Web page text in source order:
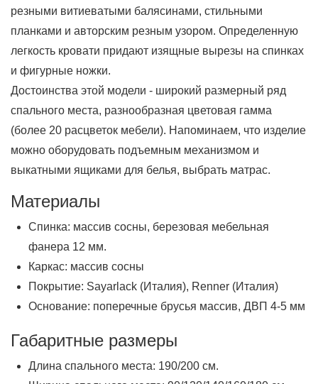
резными витиеватыми балясинами, стильными
планками и авторским резным узором. Определенную
легкость кровати придают изящные вырезы на спинках
и фигурные ножки.
Достоинства этой модели - широкий размерный ряд
спального места, разнообразная цветовая гамма
(более 20 расцветок мебели). Напоминаем, что изделие
можно оборудовать подъемным механизмом и
выкатными ящиками для белья, выбрать матрас.
Материалы
Спинка: массив сосны, березовая мебельная
фанера 12 мм.
Каркас: массив сосны
Покрытие: Sayarlack (Италия), Renner (Италия)
Основание: поперечные брусья массив, ДВП 4-5 мм
Габаритные размеры
Длина спального места: 190/200 см.